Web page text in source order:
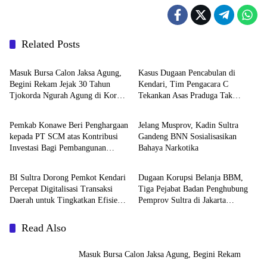
Related Posts
News
Masuk Bursa Calon Jaksa Agung,
Begini Rekam Jejak 30 Tahun
Tjokorda Ngurah Agung di Korps
Kasus Dugaan Pencabulan di
Kendari, Tim Pengacara C
Tekankan Asas Praduga Tak
News
Pemkab Konawe Beri Penghargaan
kepada PT SCM atas Kontribusi
Investasi Bagi Pembangunan
News
Jelang Musprov, Kadin Sultra
Gandeng BNN Sosialisasikan
Bahaya Narkotika
News
BI Sultra Dorong Pemkot Kendari
Percepat Digitalisasi Transaksi
Daerah untuk Tingkatkan Efisiensi
News
Dugaan Korupsi Belanja BBM,
Tiga Pejabat Badan Penghubung
Pemprov Sultra di Jakarta
Read Also
Masuk Bursa Calon Jaksa Agung, Begini Rekam